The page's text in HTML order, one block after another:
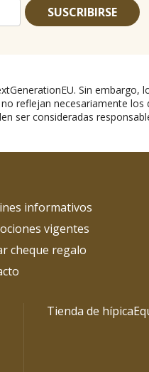
SUSCRIBIRSE
Sin embargo,
reflejan necesariamente los
ser consideradas
informativos
vigentes
cheque regalo
Tienda de hípica